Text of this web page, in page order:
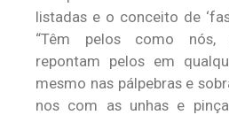
listadas e o conceito de
“Têm pelos como nós,
repontam pelos em
mesmo nas pálpebras e
nos com as unhas e